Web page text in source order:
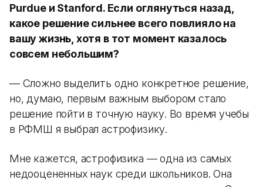
Purdue и Stanford. Если оглянуться назад,
какое решение сильнее всего повлияло на
вашу жизнь, хотя в тот момент казалось
совсем небольшим?
— Сложно выделить одно конкретное решение,
но, думаю, первым важным выбором стало
решение пойти в точную науку. Во время учебы
в РФМШ я выбрал астрофизику.
Мне кажется, астрофизика — одна из самых
недооцененных наук среди школьников. Она